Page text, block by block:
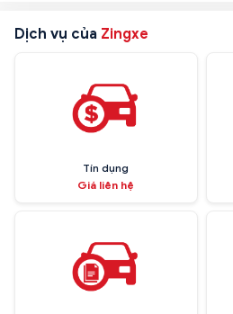
Dịch vụ của Zingxe
Tín dụng
Giá liên hệ